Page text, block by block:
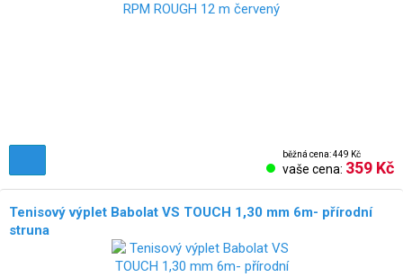
běžná cena: 449 Kč
vaše cena: 359 Kč
Tenisový výplet Babolat VS TOUCH 1,30 mm 6m- přírodní
struna